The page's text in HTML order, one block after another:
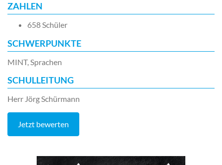
ZAHLEN
658 Schüler
SCHWERPUNKTE
MINT, Sprachen
SCHULLEITUNG
Herr Jörg Schürmann
Jetzt bewerten